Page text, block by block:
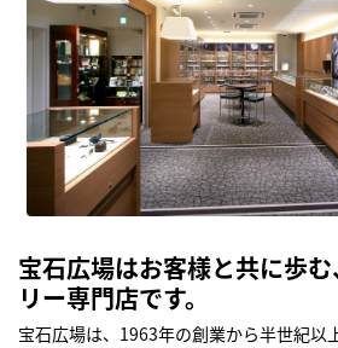
宝石広場はお客様と共に歩
リー専門店です。
宝石広場は、1963年の創業から半世紀以